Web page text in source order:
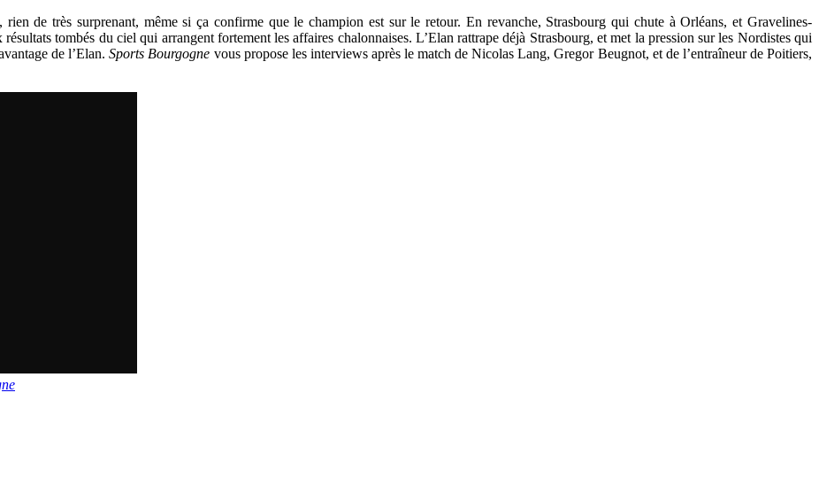
de très surprenant, même si ça confirme que le champion est sur le retour. En revanche, Strasbourg qui chute à Orléans, et Gravelines-
tombés du ciel qui arrangent fortement les affaires chalonnaises. L’Elan rattrape déjà Strasbourg, et met la pression sur les Nordistes qui
de l’Elan.Sports Bourgogne vous propose les interviews après le match de Nicolas Lang, Gregor Beugnot, et de l’entraîneur de Poitiers,